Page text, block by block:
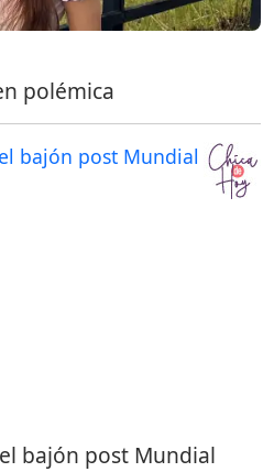
polémica
bajón post Mundial